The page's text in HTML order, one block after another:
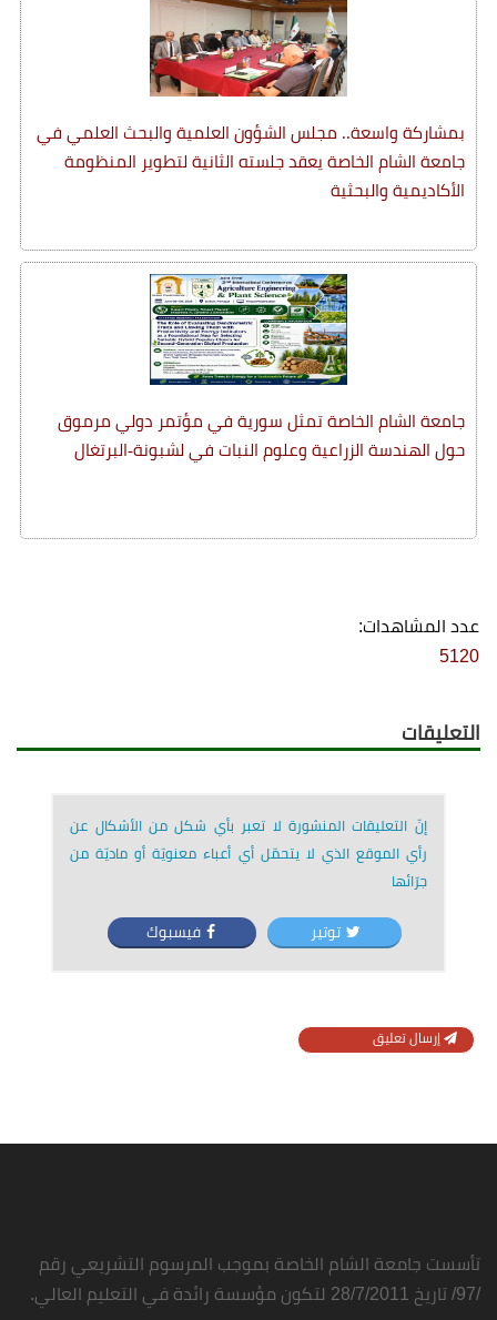
بمشاركة واسعة.. مجلس الشؤون العلمية والبحث العلمي في
جامعة الشام الخاصة يعقد جلسته الثانية لتطوير المنظومة
الأكاديمية والبحثية
جامعة الشام الخاصة تمثل سورية في مؤتمر دولي مرموق
حول الهندسة الزراعية وعلوم النبات في لشبونة-البرتغال
عدد المشاهدات:
5120
التعليقات
إنّ التعليقات المنشورة لا تعبر بأي شكل من الأشكال عن
رأي الموقع الذي لا يتحمّل أي أعباء معنويّة أو ماديّة من
جرّائها
توتير فيسبوك
إرسال تعليق
تأسست جامعة الشام الخاصة بموجب المرسوم التشريعي رقم
/97/ تاريخ 28/7/2011 لتكون مؤسسة رائدة في التعليم العالي.